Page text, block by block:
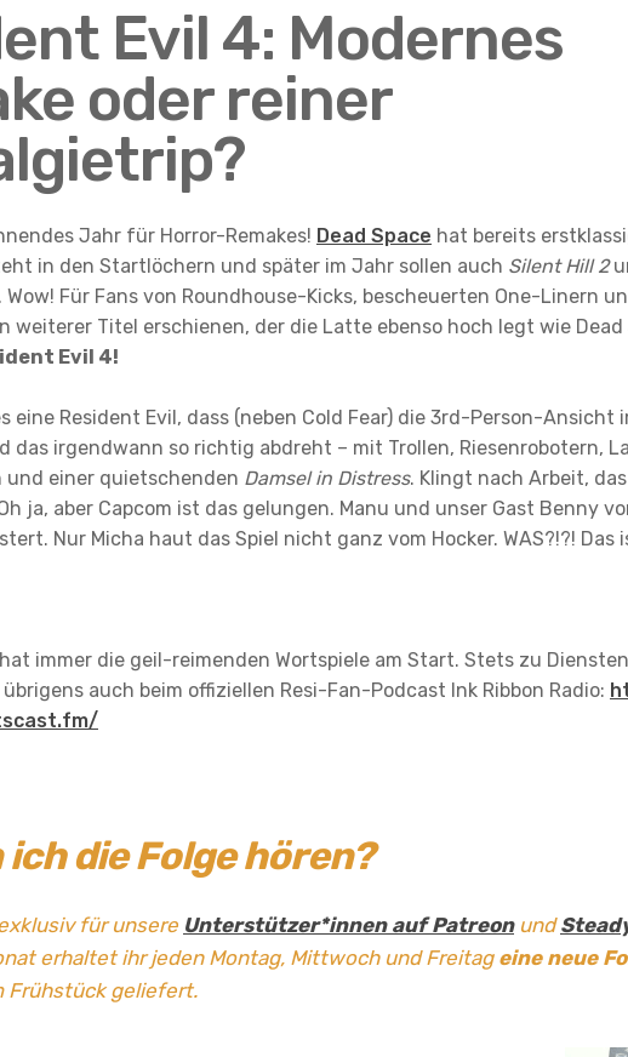
Evil 4: Modernes
oder reiner
Jahr für Horror-Remakes! Dead Space hat bereits
in den Startlöchern und später im Jahr sollen auch Silent Hill 2
Für Fans von Roundhouse-Kicks, bescheuerten One-Linern
weiterer Titel erschienen, der die Latte ebenso hoch legt wie Dead
Evil 4!
eine Resident Evil, dass (neben Cold Fear) die 3rd-Person-Ansicht
das irgendwann so richtig abdreht – mit Trollen, Riesenrobotern,
und einer quietschenden Damsel in Distress. Klingt nach Arbeit,
ja, aber Capcom ist das gelungen. Manu und unser Gast Benny
Nur Micha haut das Spiel nicht ganz vom Hocker. WAS?!?! Das
immer die geil-reimenden Wortspiele am Start. Stets zu
übrigens auch beim offiziellen Resi-Fan-Podcast Ink Ribbon Radio:
ich die Folge hören?
für unsere Unterstützer*innen auf Patreonund
erhaltet ihr jeden Montag, Mittwoch und Freitageine neue
Frühstück geliefert.